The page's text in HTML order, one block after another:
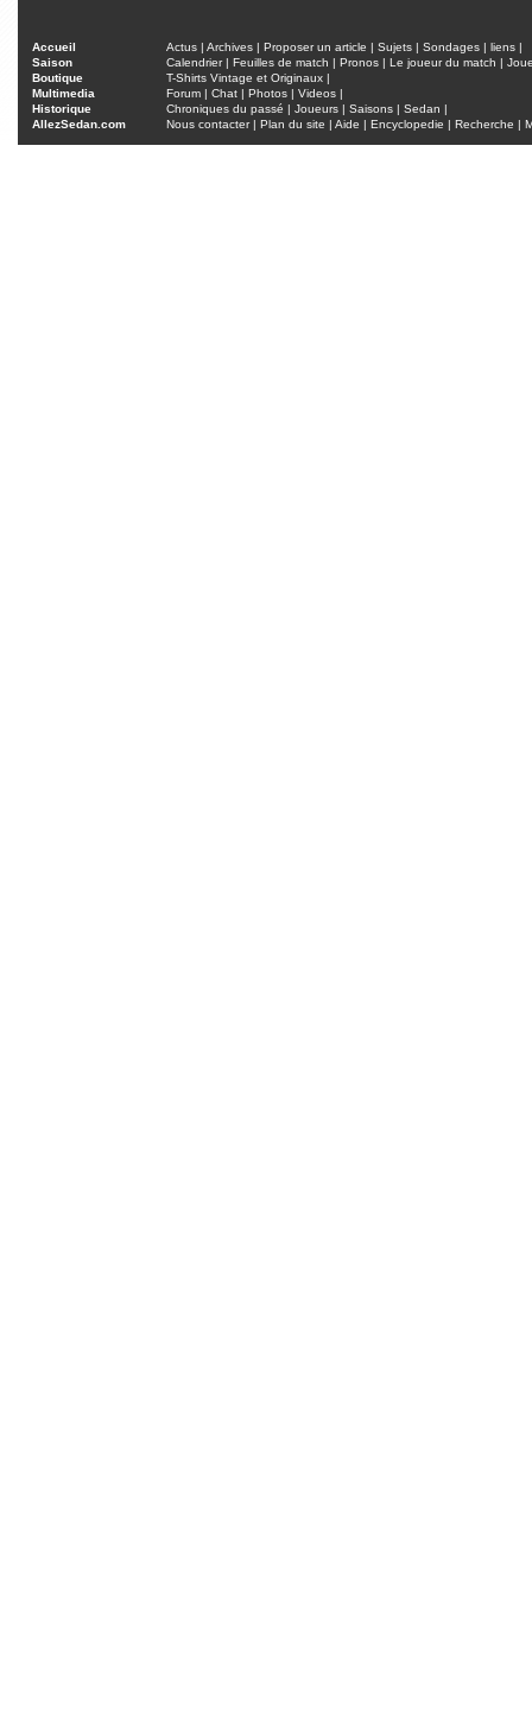
Accueil Actus | Archives | Proposer un article | Sujets | Sondages | liens |
Saison
Calendrier| Feuilles de match | Pronos | Le joueur du match |
Boutique
T-Shirts Vintage et Originaux |
Multimedia
Forum | Chat | Photos | Videos |
Historique
Chroniques du passé | Joueurs | Saisons | Sedan |
AllezSedan.com
Nous contacter| Plan du site | Aide | Encyclopedie | Recherche |